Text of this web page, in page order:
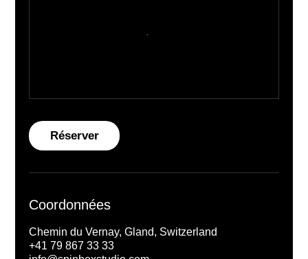
Réserver
Coordonnées
Chemin du Vernay, Gland, Switzerland
+41 79 867 33 33